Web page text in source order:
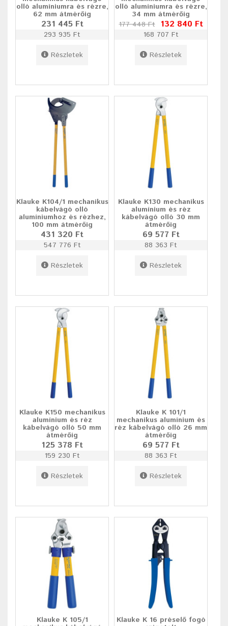
olló alumíniumra és rézre,
62 mm átmérőig
231 445 Ft
293 935 Ft
Részletek
olló alumíniumra és rézre,
34 mm átmérőig
177 448 Ft 132 840 Ft
168 707 Ft
Részletek
Klauke K104/1 mechanikus
kábelvágó olló
alumíniumhoz és rézhez,
100 mm átmérőig
431 320 Ft
547 776 Ft
Részletek
Klauke K130 mechanikus
alumínium és réz
kábelvágó olló 30 mm
átmérőig
69 577 Ft
88 363 Ft
Részletek
Klauke K150 mechanikus
alumínium és réz
kábelvágó olló 50 mm
átmérőig
125 378 Ft
159 230 Ft
Részletek
Klauke K 101/1
mechanikus alumínium és
réz kábelvágó olló 26 mm
átmérőig
69 577 Ft
88 363 Ft
Részletek
Klauke K 105/1 Klauke K 16 préselő fogó